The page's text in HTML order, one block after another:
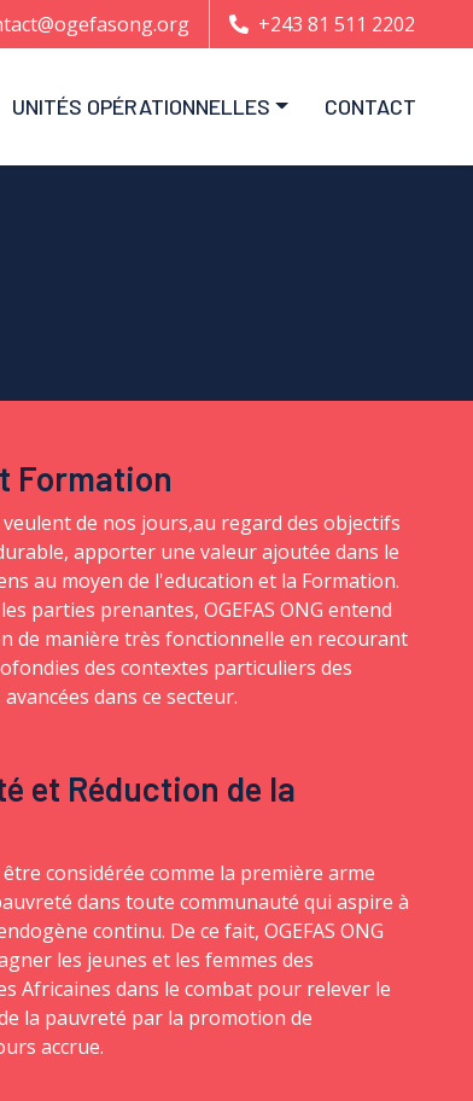
+243 81 511 2202
UNITÉS OPÉRATIONNELLES CONTACT
Formation
de nos jours,au regard des objectifs
apporter une valeur ajoutée dans le
au moyen de l'education et la Formation.
parties prenantes, OGEFAS ONG entend
de manière très fonctionnelle en recourant
des contextes particuliers des
dans ce secteur.
et Réduction de la
considérée comme la première arme
dans toute communauté qui aspire à
continu. De ce fait, OGEFAS ONG
les jeunes et les femmes des
Africaines dans le combat pour relever le
la pauvreté par la promotion de
accrue.